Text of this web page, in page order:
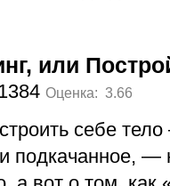
или
Оценка: 3.66
себе
подкачанное, —